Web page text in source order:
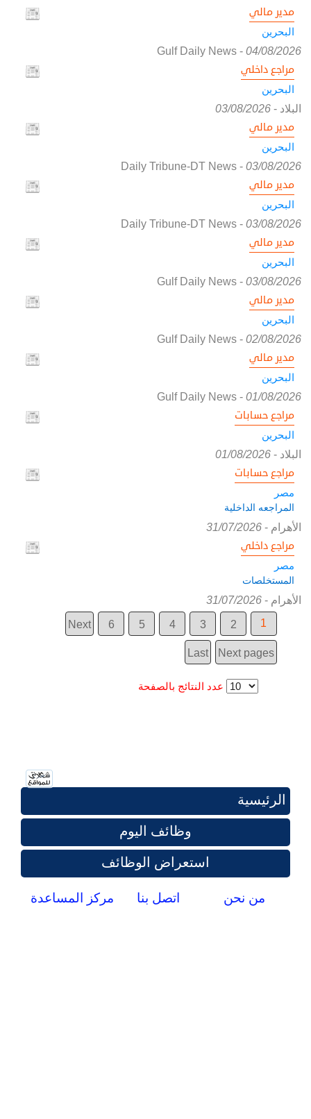
مدير مالي
البحرين
Gulf Daily News- 04/08/2026
مراجع داخلي
البحرين
البلاد -
03/08/2026
مدير مالي
البحرين
Daily Tribune-DT News- 03/08/2026
مدير مالي
البحرين
Daily Tribune-DT News- 03/08/2026
مدير مالي
البحرين
Gulf Daily News- 03/08/2026
مدير مالي
البحرين
Gulf Daily News- 02/08/2026
مدير مالي
البحرين
Gulf Daily News- 01/08/2026
مراجع حسابات
البحرين
البلاد -
01/08/2026
مراجع حسابات
مصر
المراجعه الداخلية
الأهرام -
31/07/2026
مراجع داخلي
مصر
المستخلصات
الأهرام -
31/07/2026
1
2
3
4
5
6
Next
Next pages
Last
عدد النتائج بالصفحة
الرئيسية
وظائف اليوم
استعراض الوظائف
من نحن اتصل بنا مركز المساعدة